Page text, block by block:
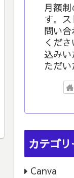
月額
す。
問い
くだ
込み
ただい
カテゴリ
Canva